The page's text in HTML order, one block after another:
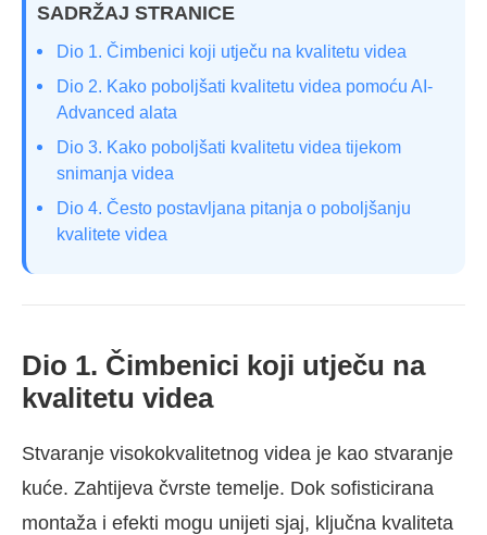
SADRŽAJ STRANICE
Dio 1. Čimbenici koji utječu na kvalitetu videa
Dio 2. Kako poboljšati kvalitetu videa pomoću AI-
Advanced alata
Dio 3. Kako poboljšati kvalitetu videa tijekom
snimanja videa
Dio 4. Često postavljana pitanja o poboljšanju
kvalitete videa
Dio 1. Čimbenici koji utječu na
kvalitetu videa
Stvaranje visokokvalitetnog videa je kao stvaranje
kuće. Zahtijeva čvrste temelje. Dok sofisticirana
montaža i efekti mogu unijeti sjaj, ključna kvaliteta